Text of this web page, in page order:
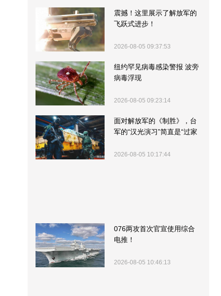
震撼！这里展示了解放军的
飞跃式进步！
2026-08-05 09:37:53
纽约罕见病毒感染警报 波旁
病毒浮现
2026-08-05 09:23:14
面对解放军的《制胜》，台
军的“汉光演习”简直是“过家
2026-08-05 10:17:44
076两攻首次官宣使用综合
电推！
2026-08-05 10:46:13